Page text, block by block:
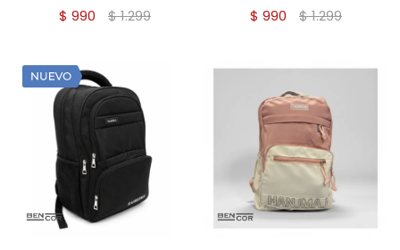
$ 990 $1.299 $ 990 $1.299